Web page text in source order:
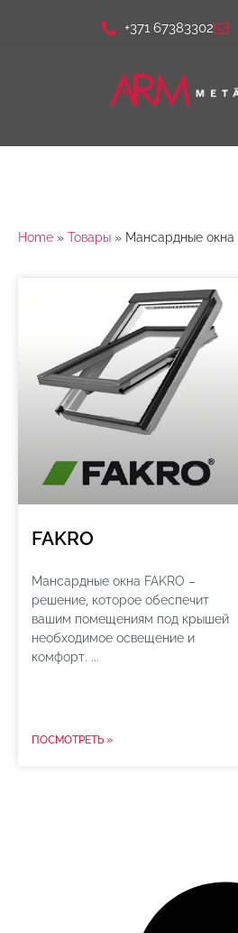
+371 67383302
Home » Товары » Мансардные окна
FAKRO
Мансардные окна FAKRO –
решение, которое обеспечит
вашим помещениям под крышей
необходимое освещение и
комфорт.
ПОСМОТРЕТЬ »